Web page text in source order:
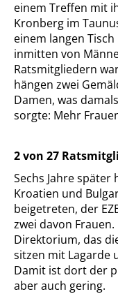
einem Treffen mit
Kronberg im
einem langen
inmitten von
Ratsmitgliedern
hängen zwei
Damen, was
sorgte: Mehr
2 von 27
Sechs Jahre
Kroatien und
beigetreten, der
zwei davon Frauen.
Direktorium, das
sitzen mit Lagarde
Damit ist dort der
aber auch gering.